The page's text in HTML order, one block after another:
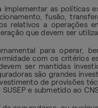
as políticas
fusão,
relativos a operações
que devem ser
para operar,
com os critérios
ser mantidas
são grandes
de provisões
e submetido ao